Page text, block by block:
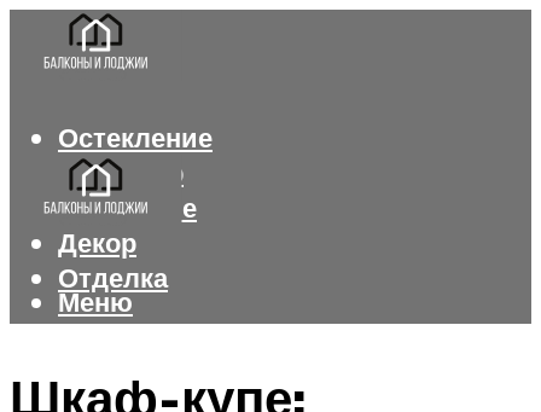
Остекление
Интерьер
Утепление
Декор
Отделка
Меню
Шкаф-купе: